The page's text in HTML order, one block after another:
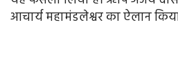
आचार्य महामंडलेश्वर का ऐलान